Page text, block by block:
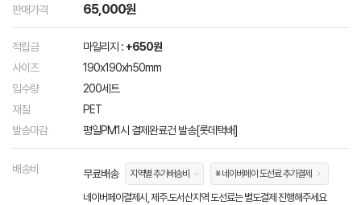
판매가격 65,000원
적립금 마일리지 : +650원
사이즈
190x190xh50mm
입수량
200세트
재질
PET
발송마감
평일PM1시 결제완료건 발송[롯데택배]
배송비 무료배송 지역별 추가배송비 ※ 네이버페이 도선료 추가결제
네이버페이결제시, 제주.도서산지역 도선료는 별도결제 진행해주세요